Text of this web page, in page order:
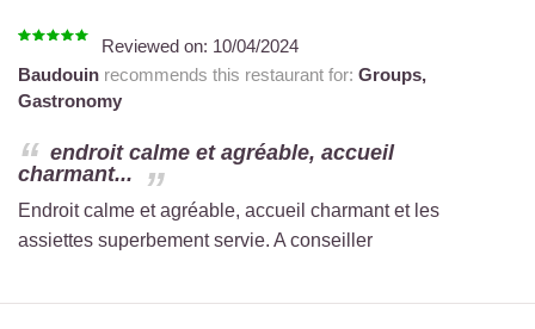
Reviewed on: 10/04/2024
Baudouin recommends this restaurant for: Groups,
Gastronomy
endroit calme et agréable, accueil
charmant...
Endroit calme et agréable, accueil charmant et les
assiettes superbement servie. A conseiller